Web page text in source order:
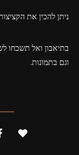
ניתן להכין את
בתיאבון ואל תשכחו
וגם בתמונות.